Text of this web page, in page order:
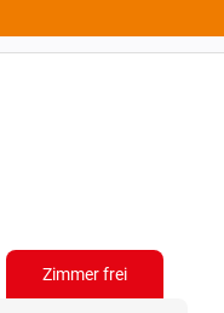
Zimmer frei